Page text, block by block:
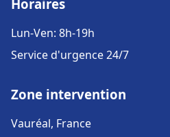
Horaires
Lun-Ven: 8h-19h
Service d'urgence 24/7
Zone intervention
Vauréal, France